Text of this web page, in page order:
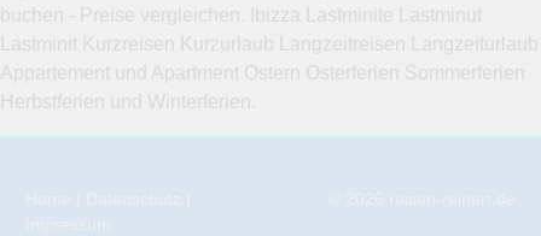
buchen - Preise vergleichen. Ibizza Lastminite Lastminut
Lastminit Kurzreisen Kurzurlaub Langzeitreisen Langzeiturlaub
Appartement und Apartment Ostern Osterferien Sommerferien
Herbstferien und Winterferien.